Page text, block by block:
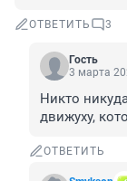
ОТВЕТИТЬ 3
Гость
3 марта
Никто
движуху,
ОТВЕТИТЬ